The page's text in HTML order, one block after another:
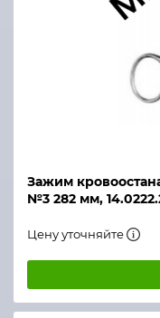
Зажим
№3 282 мм,
Цену уточняйте